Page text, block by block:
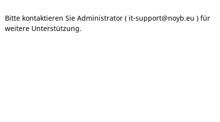
Bitte kontaktieren Sie Administrator ( it-support@noyb.eu ) für
weitere Unterstützung.